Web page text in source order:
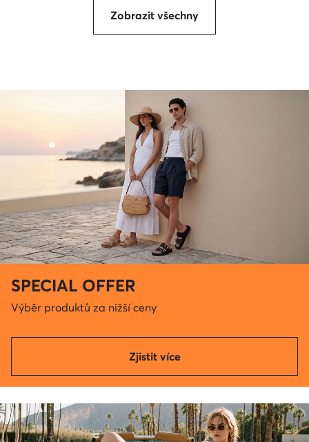
Zobrazit všechny
SPECIAL OFFER
Výběr produktů za nižší ceny
Zjistit více